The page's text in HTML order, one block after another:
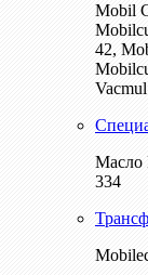
Mobil
42,
Масло
334